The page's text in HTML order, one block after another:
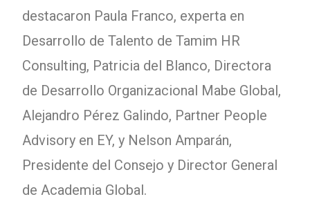
destacaron Paula Franco, experta en
Desarrollo de Talento de Tamim HR
Consulting, Patricia del Blanco, Directora
de Desarrollo Organizacional Mabe Global,
Alejandro Pérez Galindo, Partner People
Advisory en EY, y Nelson Amparán,
Presidente del Consejo y Director General
de Academia Global.